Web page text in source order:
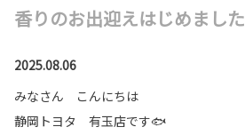
香りのお出迎えはじめました
2025.08.06
みなさん こんにちは
静岡トヨタ 有玉店です🐟